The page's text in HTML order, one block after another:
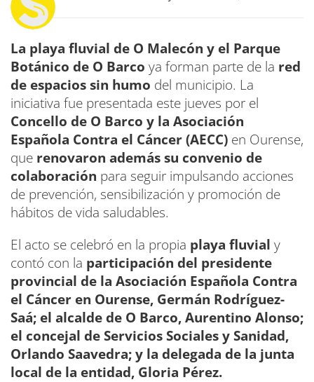
La playa fluvial de O Malecón y el Parque
Botánico de O Barco ya forman parte de la red
de espacios sin humo del municipio. La
iniciativa fue presentada este jueves por el
Concello de O Barco y la Asociación
Española Contra el Cáncer (AECC) en Ourense,
que renovaron además su convenio de
colaboración para seguir impulsando acciones
de prevención, sensibilización y promoción de
hábitos de vida saludables.
El acto se celebró en la propia playa fluvial y
contó con la participación del presidente
provincial de la Asociación Española Contra
el Cáncer en Ourense, Germán Rodríguez-
Saá; el alcalde de O Barco, Aurentino Alonso;
el concejal de Servicios Sociales y Sanidad,
Orlando Saavedra; y la delegada de la junta
local de la entidad, Gloria Pérez.